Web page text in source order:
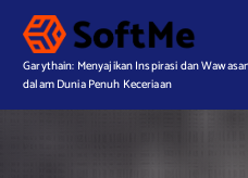
t
Garythain: Menyajikan Inspirasi dan
dalam Dunia Penuh Keceriaan